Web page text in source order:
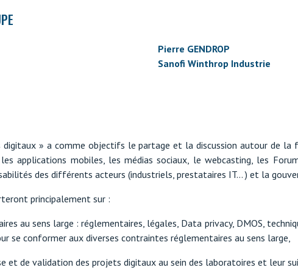
Pierre GENDROP
Sanofi Winthrop Industrie
» a comme objectifs le partage et la discussion autour de la
applications mobiles, les médias sociaux, le webcasting, les
des différents acteurs (industriels, prestataires IT… ) et la
principalement sur :
au sens large : réglementaires, légales, Data privacy, DMOS,
se conformer aux diverses contraintes réglementaires au sens large,
et de validation des projets digitaux au sein des laboratoires et leur